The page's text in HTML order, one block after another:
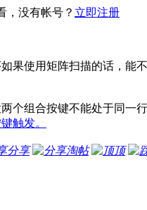
，没有帐号？ 立即注册
果使用矩阵扫描的话，能
个组合按键不能处于同一
触发。
分享 淘帖 顶